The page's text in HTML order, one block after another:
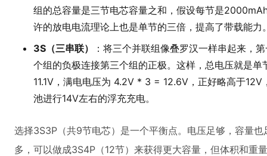
组的总容量是三节电芯容量之和，假设每节是
许的放电电流理论上也是单节的三倍，提高了带载能力
3S（三串联）
：将三个并联组像叠罗汉一样串起来，
个组的负极连接第三个组的正极。这样，总电压就是
11.1V，满电电压为 4.2V * 3 = 12.6V，正好略高于
池进行14V左右的浮充充电。
选择3S3P（共9节电芯）是一个平衡点。电压足够，容量
多，可以做成3S4P（12节）来获得更大容量，但体积和重